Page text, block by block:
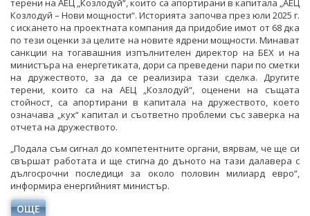
Козлодуй – Нови мощности“. Историята започва през юли 2025 г.
с искането на проектната компания да придобие имот от 68 дка
по тези оценки за целите на новите ядрени мощности. Минават
санкции на тогавашния изпълнителен директор на БЕХ и на
министъра на енергетиката, дори са преведени пари по сметки
на дружеството, за да се реализира тази сделка. Другите
терени, които са на АЕЦ „Козлодуй“, оценени на същата
стойност, са апортирани в капитала на дружеството, което
означава „кух“ капитал и съответно проблеми със заверка на
отчета на дружеството.
„Подала съм сигнал до компетентните органи, вярвам, че ще си
свършат работата и ще стигна до дъното на тази далавера с
дългосрочни последици за около половин милиард евро“,
информира енергийният министър.
ОЩЕ